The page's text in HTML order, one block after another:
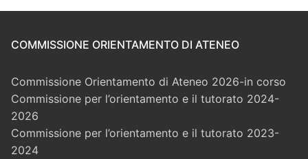
COMMISSIONE ORIENTAMENTO DI ATENEO
Commissione Orientamento di Ateneo 2026-in corso
Commissione per l’orientamento e il tutorato 2024-
2026
Commissione per l’orientamento e il tutorato 2023-
2024